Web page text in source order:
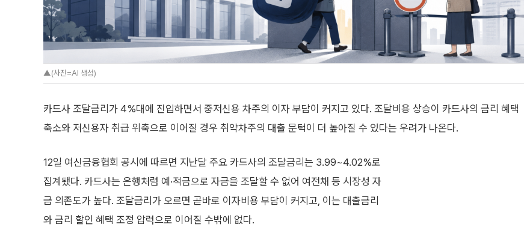
▲(사진=AI 생성)
카드사 조달금리가 4%대에 진입하면서 중저신용 차주의 이자 부담이 커지고 있다. 조달비용 상승이 카드사의 금리 혜택
축소와 저신용자 취급 위축으로 이어질 경우 취약차주의 대출 문턱이 더 높아질 수 있다는 우려가 나온다.
12일 여신금융협회 공시에 따르면 지난달 주요 카드사의 조달금리는 3.99~4.02%로
집계됐다. 카드사는 은행처럼 예·적금으로 자금을 조달할 수 없어 여전채 등 시장성 자
금 의존도가 높다. 조달금리가 오르면 곧바로 이자비용 부담이 커지고, 이는 대출금리
와 금리 할인 혜택 조정 압력으로 이어질 수밖에 없다.